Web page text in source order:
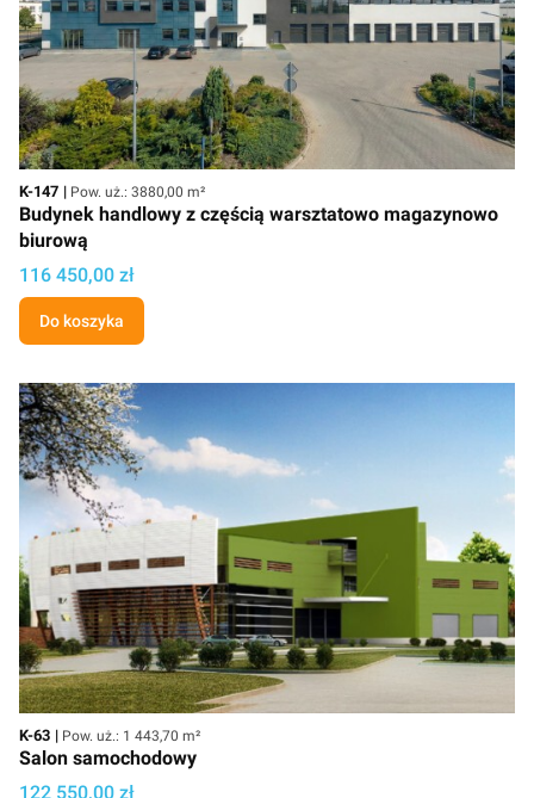
Kod
K-147 Powierzchnia użytkowa
Pow. uż.: 3880,00 m²
Budynek handlowy z częścią warsztatowo magazynowo
biurową
Cena
116 450,00 zł
Do koszyka
Kod
K-63 Powierzchnia użytkowa
Pow. uż.: 1 443,70 m²
Salon samochodowy
Cena
122 550,00 zł